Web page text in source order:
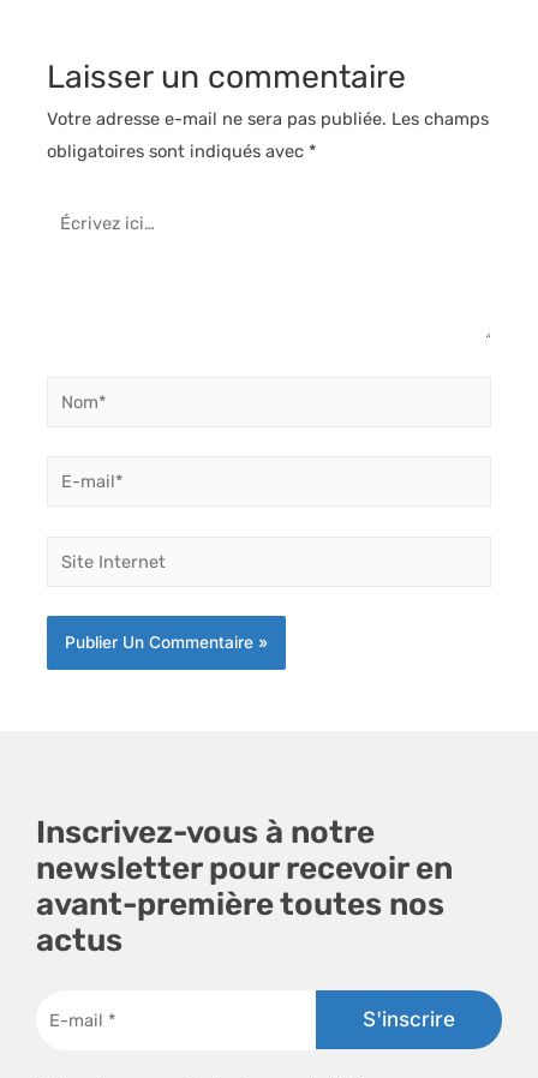
Laisser un commentaire
Votre adresse e-mail ne sera pas publiée. Les champs
obligatoires sont indiqués avec *
Écrivez
Nom*
E-
Site
Inscrivez-vous à notre
newsletter pour recevoir en
avant-première toutes nos
actus